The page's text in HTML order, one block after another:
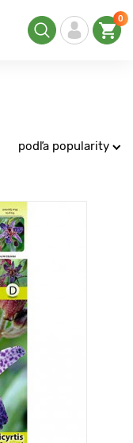
0
podľa popularity